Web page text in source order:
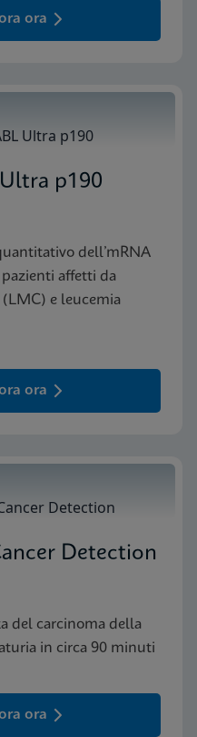
ora
p190
dell’mRNA
pazienti affetti da
e leucemia
ora
Detection
del carcinoma della
in circa 90 minuti
ora